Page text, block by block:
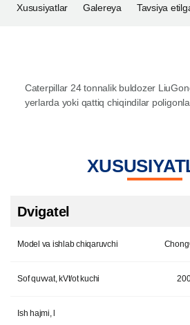
Xususiyatlar Galereya Tavsiya
Caterpillar 24 tonnalik buldozer
yerlarda yoki qattiq chiqindilar
Dvigatel
Model va ishlab chiqaruvchi
Sof quvvat, kVt/ot kuchi
Ish hajmi, l